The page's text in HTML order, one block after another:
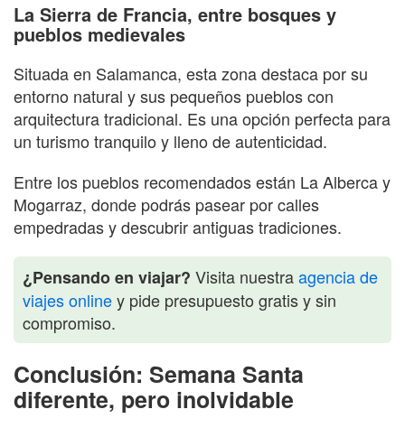
La Sierra de Francia, entre bosques y
pueblos medievales
Situada en Salamanca, esta zona destaca por su
entorno natural y sus pequeños pueblos con
arquitectura tradicional. Es una opción perfecta para
un turismo tranquilo y lleno de autenticidad.
Entre los pueblos recomendados están La Alberca y
Mogarraz, donde podrás pasear por calles
empedradas y descubrir antiguas tradiciones.
¿Pensando en viajar? Visita nuestraagencia de
viajes onliney pide presupuesto gratis y sin
compromiso.
Conclusión: Semana Santa
diferente, pero inolvidable